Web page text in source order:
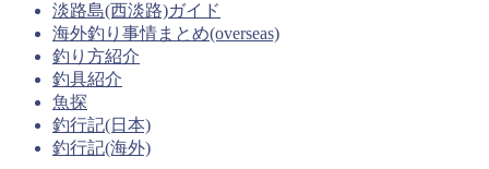
淡路島(西淡路)ガイド
海外釣り事情まとめ(overseas)
釣り方紹介
釣具紹介
魚探
釣行記(日本)
釣行記(海外)